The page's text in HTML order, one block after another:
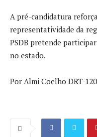
A pré-candidatura
representatividade da
PSDB pretende
no estado.
Por Almi Coelho DRT-